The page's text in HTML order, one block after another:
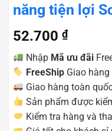
năng tiện lợi
52.700 ₫
Nhập Mã ưu đãi
FreeShip Giao
Giao hàng toàn
Sản phẩm được
Kiểm tra hàng và